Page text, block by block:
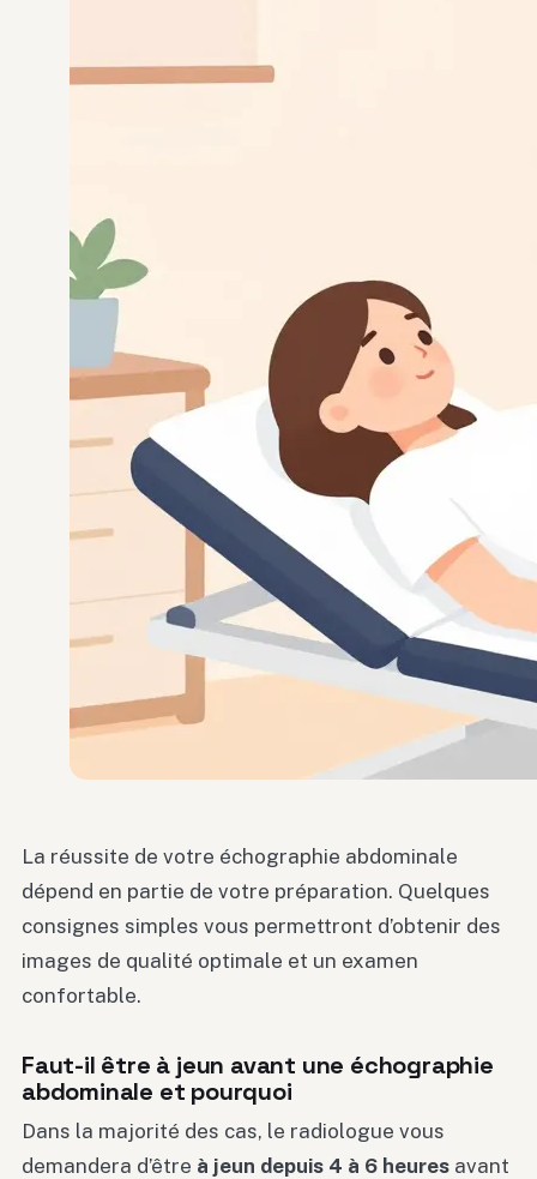
La réussite de votre échographie abdominale
dépend en partie de votre préparation. Quelques
consignes simples vous permettront d’obtenir des
images de qualité optimale et un examen
confortable.
Faut-il être à jeun avant une échographie
abdominale et pourquoi
Dans la majorité des cas, le radiologue vous
demandera d’être à jeun depuis 4 à 6 heures avant